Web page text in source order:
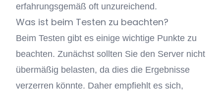
erfahrungsgemäß oft unzureichend.
Was ist beim Testen zu beachten?
Beim Testen gibt es einige wichtige Punkte zu
beachten. Zunächst sollten Sie den Server nicht
übermäßig belasten, da dies die Ergebnisse
verzerren könnte. Daher empfiehlt es sich,